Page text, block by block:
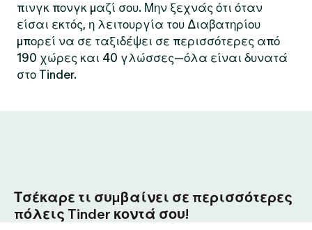
πινγκ πονγκ μαζί σου. Μην ξεχνάς ότι όταν
είσαι εκτός, η λειτουργία του Διαβατηρίου
μπορεί να σε ταξιδέψει σε περισσότερες από
190 χώρες και 40 γλώσσες—όλα είναι δυνατά
στο Tinder.
Τσέκαρε τι συμβαίνει σε περισσότερες
πόλεις Tinder κοντά σου!